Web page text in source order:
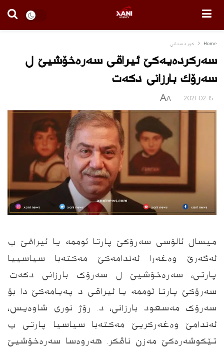
Home كوردستانى
سه‌ركرده‌یه‌كێ ئیراقی سه‌ره‌خۆشیێ ل
سه‌رۆك بارزانى دكه‌ت
2021-02-15
A
A
میسال ئالۆسی سەرۆکێ پارتا ئوممە یا ئیراقێ ب
ئەگەرێ وەغەرا ئەندامەکێ مەکتەبا سیاسییا
پارتی، سەرەخۆشیێ ل سەرۆک بارزانی دکەت.
سەرۆکێ پارتا ئوممە یا ئیراقی د پەیامەکێ دا بۆ
سەرۆک مەسعود بارزانی، د. رۆژ نوری شاوەیس،
ئەندامێ وەغەرکریێ مەکتەبا سیاسیا پارتی ب
تێکوشەرەکێ مەزن ناڤکر. هه‌روه‌سا سەرەخۆشیێ